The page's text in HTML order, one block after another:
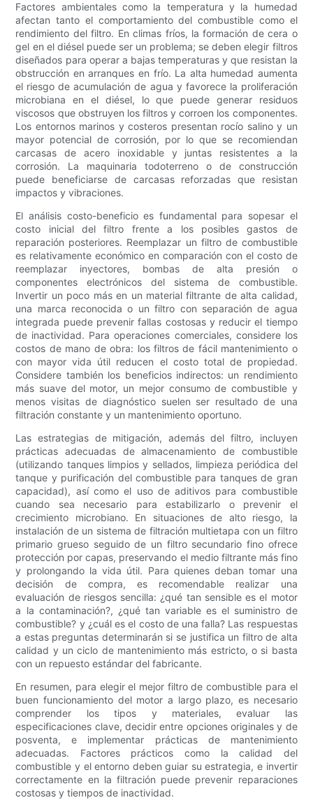
Factores ambientales como la temperatura y la humedad
afectan tanto el comportamiento del combustible como el
rendimiento del filtro. En climas fríos, la formación de cera o
gel en el diésel puede ser un problema; se deben elegir filtros
diseñados para operar a bajas temperaturas y que resistan la
obstrucción en arranques en frío. La alta humedad aumenta
el riesgo de acumulación de agua y favorece la proliferación
microbiana en el diésel, lo que puede generar residuos
viscosos que obstruyen los filtros y corroen los componentes.
Los entornos marinos y costeros presentan rocío salino y un
mayor potencial de corrosión, por lo que se recomiendan
carcasas de acero inoxidable y juntas resistentes a la
corrosión. La maquinaria todoterreno o de construcción
puede beneficiarse de carcasas reforzadas que resistan
impactos y vibraciones.
El análisis costo-beneficio es fundamental para sopesar el
costo inicial del filtro frente a los posibles gastos de
reparación posteriores. Reemplazar un filtro de combustible
es relativamente económico en comparación con el costo de
reemplazar inyectores, bombas de alta presión o
componentes electrónicos del sistema de combustible.
Invertir un poco más en un material filtrante de alta calidad,
una marca reconocida o un filtro con separación de agua
integrada puede prevenir fallas costosas y reducir el tiempo
de inactividad. Para operaciones comerciales, considere los
costos de mano de obra: los filtros de fácil mantenimiento o
con mayor vida útil reducen el costo total de propiedad.
Considere también los beneficios indirectos: un rendimiento
más suave del motor, un mejor consumo de combustible y
menos visitas de diagnóstico suelen ser resultado de una
filtración constante y un mantenimiento oportuno.
Las estrategias de mitigación, además del filtro, incluyen
prácticas adecuadas de almacenamiento de combustible
(utilizando tanques limpios y sellados, limpieza periódica del
tanque y purificación del combustible para tanques de gran
capacidad), así como el uso de aditivos para combustible
cuando sea necesario para estabilizarlo o prevenir el
crecimiento microbiano. En situaciones de alto riesgo, la
instalación de un sistema de filtración multietapa con un filtro
primario grueso seguido de un filtro secundario fino ofrece
protección por capas, preservando el medio filtrante más fino
y prolongando la vida útil. Para quienes deban tomar una
decisión de compra, es recomendable realizar una
evaluación de riesgos sencilla: ¿qué tan sensible es el motor
a la contaminación?, ¿qué tan variable es el suministro de
combustible? y ¿cuál es el costo de una falla? Las respuestas
a estas preguntas determinarán si se justifica un filtro de alta
calidad y un ciclo de mantenimiento más estricto, o si basta
con un repuesto estándar del fabricante.
En resumen, para elegir el mejor filtro de combustible para el
buen funcionamiento del motor a largo plazo, es necesario
comprender los tipos y materiales, evaluar las
especificaciones clave, decidir entre opciones originales y de
posventa, e implementar prácticas de mantenimiento
adecuadas. Factores prácticos como la calidad del
combustible y el entorno deben guiar su estrategia, e invertir
correctamente en la filtración puede prevenir reparaciones
costosas y tiempos de inactividad.